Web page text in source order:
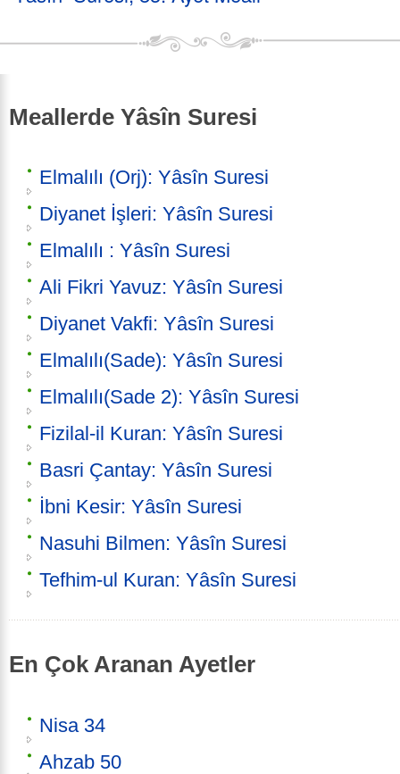
Meallerde Yâsîn Suresi
Elmalılı (Orj): Yâsîn Suresi
Diyanet İşleri: Yâsîn Suresi
Elmalılı : Yâsîn Suresi
Ali Fikri Yavuz: Yâsîn Suresi
Diyanet Vakfi: Yâsîn Suresi
Elmalılı(Sade): Yâsîn Suresi
Elmalılı(Sade 2): Yâsîn Suresi
Fizilal-il Kuran: Yâsîn Suresi
Basri Çantay: Yâsîn Suresi
İbni Kesir: Yâsîn Suresi
Nasuhi Bilmen: Yâsîn Suresi
Tefhim-ul Kuran: Yâsîn Suresi
En Çok Aranan Ayetler
Nisa 34
Ahzab 50